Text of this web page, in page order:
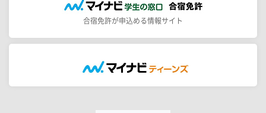
合宿免許が申込める情報サイト